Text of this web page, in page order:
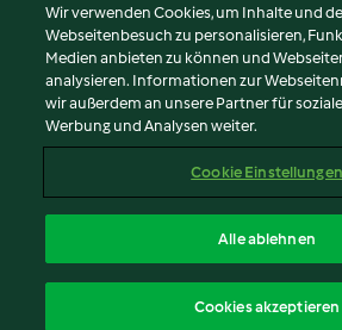
Nutzungsbedingungen
Datenschutzrichtlinien
Disclaimer
Impressum
Inhalt melden
Erklärung zur Barrierefreiheit
Wir verwenden Cookies, um Inhalte und
Webseitenbesuch zu personalisieren,
Medien anbieten zu können und
analysieren. Informationen zur
wir außerdem an unsere Partner für
Werbung und Analysen weiter.
Cookie Einstellungen
Alle ablehnen
Cookies akzeptieren